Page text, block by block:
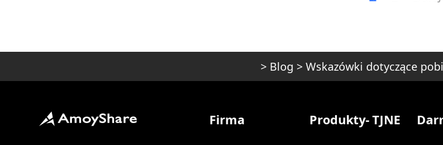
> Blog > Wskazówki dotyczące
Firma Produkty- TJNE